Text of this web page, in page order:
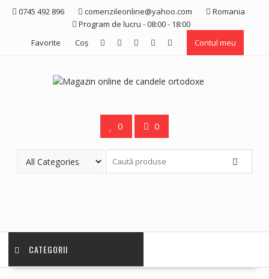
Skip 0745 492 896 comenzileonline@yahoo.com
Romania
Program de lucru - 08:00 - 18:00
Favorite
Coş Contul meu
0 0
CATEGORII